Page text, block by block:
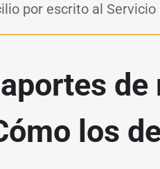
por escrito al Servicio
de
los